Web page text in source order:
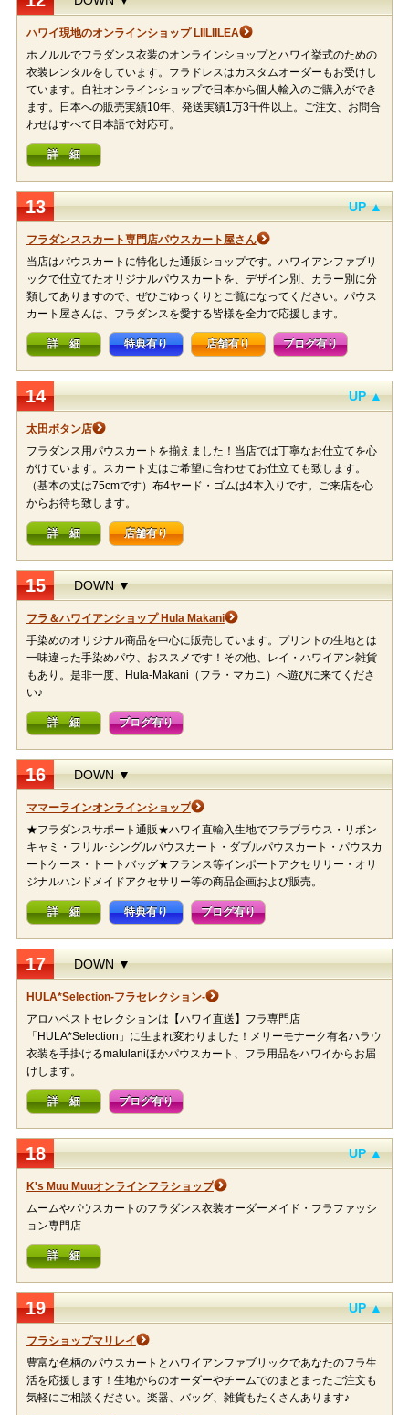
ハワイ現地のオンラインショップ LIILIILEA
ホノルルでフラダンス衣装のオンラインショップとハワイ挙式のための
衣装レンタルをしています。フラドレスはカスタムオーダーもお受けし
ています。自社オンラインショップで日本から個人輸入のご購入ができ
ます。日本への販売実績10年、発送実績1万3千件以上。ご注文、お問合
わせはすべて日本語で対応可。
詳 細
13 UP ▲
フラダンススカート専門店パウスカート屋さん
当店はパウスカートに特化した通販ショップです。ハワイアンファブリ
ックで仕立てたオリジナルパウスカートを、デザイン別、カラー別に分
類してありますので、ぜひごゆっくりとご覧になってください。パウス
カート屋さんは、フラダンスを愛する皆様を全力で応援します。
詳 細 特典有り 店舗有り ブログ有り
14 UP ▲
太田ボタン店
フラダンス用パウスカートを揃えました！当店では丁寧なお仕立てを心
がけています。スカート丈はご希望に合わせてお仕立ても致します。
（基本の丈は75cmです）布4ヤード・ゴムは4本入りです。ご来店を心
からお待ち致します。
詳 細 店舗有り
15 DOWN ▼
フラ＆ハワイアンショップ Hula Makani
手染めのオリジナル商品を中心に販売しています。プリントの生地とは
一味違った手染めパウ、おススメです！その他、レイ・ハワイアン雑貨
もあり。是非一度、Hula-Makani（フラ・マカニ）へ遊びに来てくださ
い♪
詳 細 ブログ有り
16 DOWN ▼
ママーラインオンラインショップ
★フラダンスサポート通販★ハワイ直輸入生地でフラブラウス・リボン
キャミ・フリル･シングルパウスカート・ダブルパウスカート・パウスカ
ートケース・トートバッグ★フランス等インポートアクセサリー・オリ
ジナルハンドメイドアクセサリー等の商品企画および販売。
詳 細 特典有り ブログ有り
17 DOWN ▼
HULA*Selection-フラセレクション-
アロハベストセレクションは【ハワイ直送】フラ専門店
「HULA*Selection」に生まれ変わりました！メリーモナーク有名ハラウ
衣装を手掛けるmalulaniほかパウスカート、フラ用品をハワイからお届
けします。
詳 細 ブログ有り
18 UP ▲
K's Muu Muuオンラインフラショップ
ムームやパウスカートのフラダンス衣装オーダーメイド・フラファッシ
ョン専門店
詳 細
19 UP ▲
フラショップマリレイ
豊富な色柄のパウスカートとハワイアンファブリックであなたのフラ生
活を応援します！生地からのオーダーやチームでのまとまったご注文も
気軽にご相談ください。楽器、バッグ、雑貨もたくさんあります♪